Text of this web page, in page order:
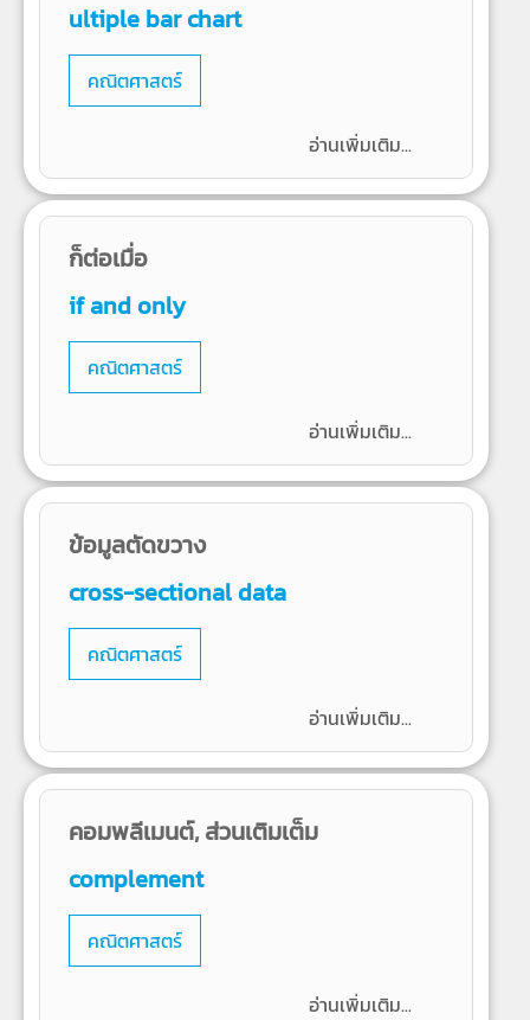
ultiple bar chart
คณิตศาสตร์
อ่านเพิ่มเติม...
ก็ต่อเมื่อ
if and only
คณิตศาสตร์
อ่านเพิ่มเติม...
ข้อมูลตัดขวาง
cross-sectional data
คณิตศาสตร์
อ่านเพิ่มเติม...
คอมพลีเมนต์, ส่วนเติมเต็ม
complement
คณิตศาสตร์
อ่านเพิ่มเติม...